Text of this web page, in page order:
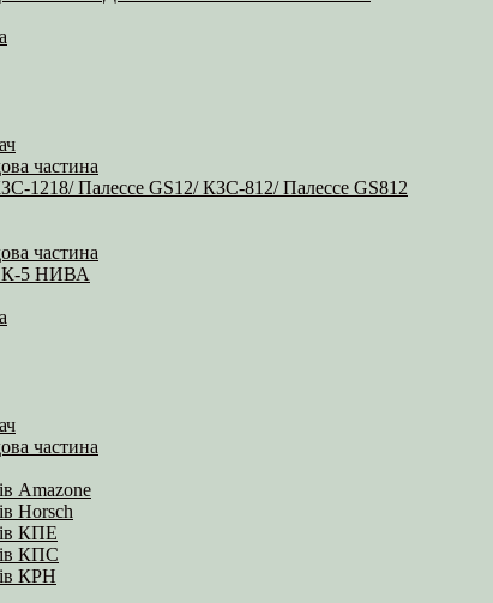
частина
1218/ Палессе GS12/ КЗС-812/ Палессе GS812
частина
5 НИВА
частина
Amazone
Horsch
КПЕ
КПС
КРН